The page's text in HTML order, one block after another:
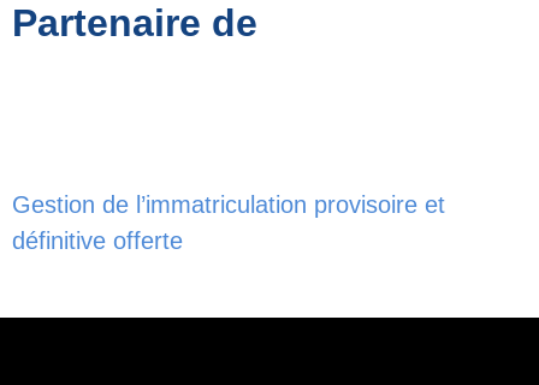
Partenaire de
Gestion de l’immatriculation provisoire et
définitive offerte